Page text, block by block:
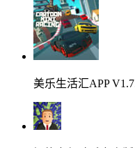
美乐生活汇APP